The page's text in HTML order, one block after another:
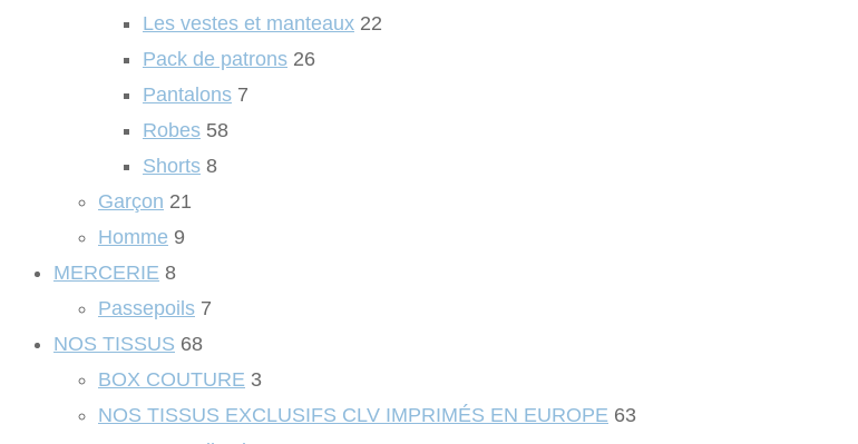
Les vestes et manteaux 22
Pack de patrons 26
Pantalons 7
Robes 58
Shorts 8
Garçon 21
Homme 9
MERCERIE 8
Passepoils 7
NOS TISSUS 68
BOX COUTURE 3
NOS TISSUS EXCLUSIFS CLV IMPRIMÉS EN EUROPE 63